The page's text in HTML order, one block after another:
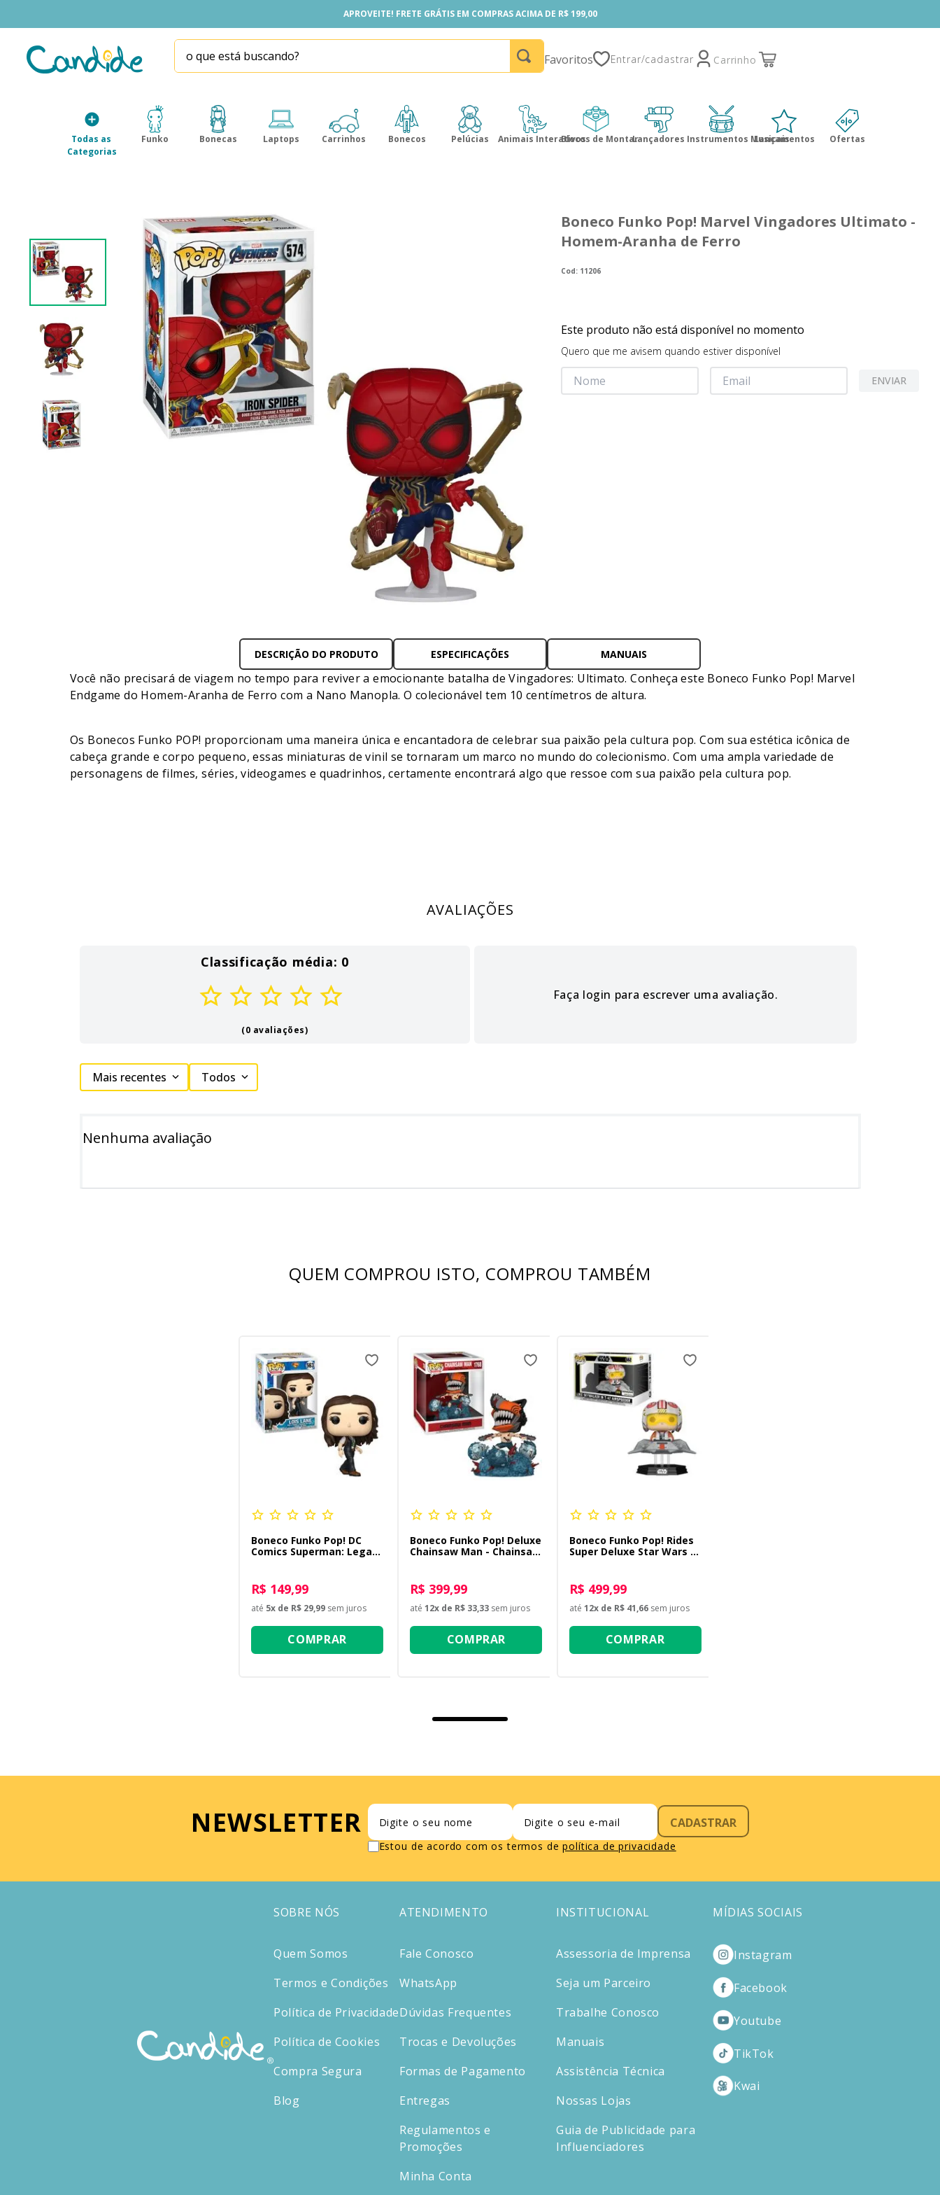
APROVEITE! FRETE GRÁTIS EM COMPRAS ACIMA DE R$ 199,00
APROVEITE! FRETE GRÁTIS EM COMPRAS ACIMA DE R$ 199,00
o que está buscando?
Favoritos
Todas as
Categorias
Funko Bonecas Laptops Carrinhos Bonecos Pelúcias Animais InterativosBlocos de MontarLançadores Instrumentos Musicais
Lançamentos Ofertas
Boneco Funko Pop! Marvel Vingadores Ultimato -
Homem-Aranha de Ferro
: 11206
Este produto não está disponível no momento
Quero que me avisem quando estiver disponível
ENVIAR
DESCRIÇÃO DO PRODUTO ESPECIFICAÇÕES MANUAIS
Você não precisará de viagem no tempo para reviver a emocionante batalha de Vingadores: Ultimato. Conheça este Boneco Funko Pop! Marvel
Endgame do Homem-Aranha de Ferro com a Nano Manopla. O colecionável tem 10 centímetros de altura.
Os Bonecos Funko POP! proporcionam uma maneira única e encantadora de celebrar sua paixão pela cultura pop. Com sua estética icônica de
cabeça grande e corpo pequeno, essas miniaturas de vinil se tornaram um marco no mundo do colecionismo. Com uma ampla variedade de
personagens de filmes, séries, videogames e quadrinhos, certamente encontrará algo que ressoe com sua paixão pela cultura pop.
AVALIAÇÕES
Classificação média: 0
(0 avaliações)
Faça login para escrever uma avaliação.
Mais recentes Todos
Nenhuma avaliação
QUEM COMPROU ISTO, COMPROU TAMBÉM
Boneco Funko Pop! DC
Comics Superman: Legacy
R$ 149,99
até 5x de R$ 29,99 sem juros
COMPRAR
Boneco Funko Pop! Deluxe
Chainsaw Man - Chainsaw
R$ 399,99
até 12x de R$ 33,33 sem juros
COMPRAR
Boneco Funko Pop! Rides
Super Deluxe Star Wars -
R$ 499,99
até 12x de R$ 41,66 sem juros
COMPRAR
NEWSLETTER CADASTRAR
Estou de acordo com os termos de política de privacidade
SOBRE NÓS
Quem Somos
Termos e Condições
Política de Privacidade
Política de Cookies
Compra Segura
Blog
ATENDIMENTO
Fale Conosco
WhatsApp
Dúvidas Frequentes
Trocas e Devoluções
Formas de Pagamento
Entregas
Regulamentos e
Promoções
Minha Conta
INSTITUCIONAL
Assessoria de Imprensa
Seja um Parceiro
Trabalhe Conosco
Manuais
Assistência Técnica
Nossas Lojas
Guia de Publicidade para
Influenciadores
MÍDIAS SOCIAIS
Instagram
Facebook
Youtube
TikTok
Kwai
fill the fridge
homem aranha
º
x-shot red
º
our generation
º
funko pop
º
guerreiras kpop
10º bluey